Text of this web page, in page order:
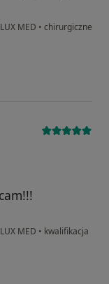
MED • chirurgiczne
MED • kwalifikacja